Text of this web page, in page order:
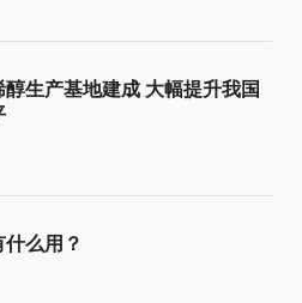
生产基地建成 大幅提升我国
什么用？